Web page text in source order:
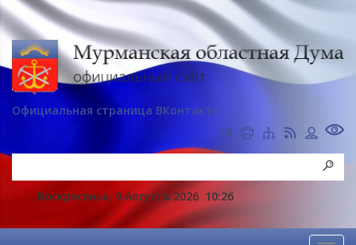
Официальная страница ВКонтакте
Воскресенье, 9 Августа 2026 10:26